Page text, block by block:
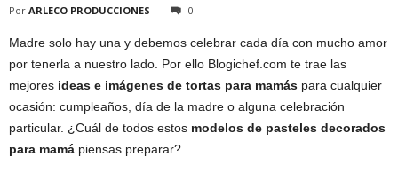
Por ARLECO PRODUCCIONES 0
Madre solo hay una y debemos celebrar cada día con mucho amor
por tenerla a nuestro lado. Por ello Blogichef.com te trae las
mejores ideas e imágenes de tortas para mamás para cualquier
ocasión: cumpleaños, día de la madre o alguna celebración
particular. ¿Cuál de todos estos modelos de pasteles decorados
para mamá piensas preparar?